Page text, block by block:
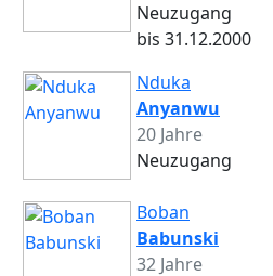
Neuzugang
bis 31.12.2000
Nduka
Anyanwu
20 Jahre
Neuzugang
Boban
Babunski
32 Jahre